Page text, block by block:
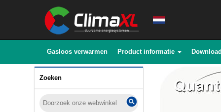
Gasloos verwarmen Product informatie
Zoeken